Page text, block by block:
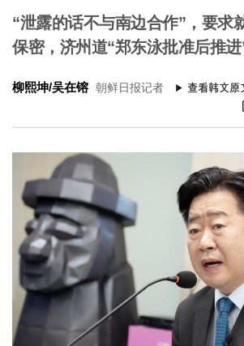
“泄露的话不与南边合作”，要求
保密，济州道“郑东泳批准后推进
柳熙坤/吴在镕 朝鲜日报记者